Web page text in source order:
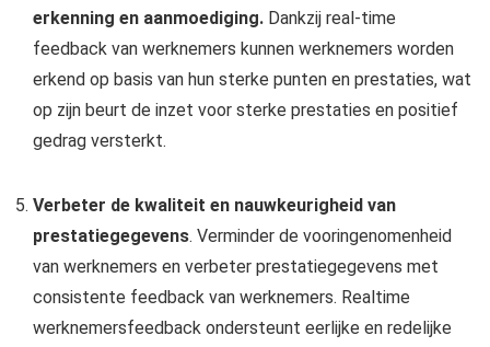
erkenning en aanmoediging. Dankzij real-time
feedback van werknemers kunnen werknemers worden
erkend op basis van hun sterke punten en prestaties, wat
op zijn beurt de inzet voor sterke prestaties en positief
gedrag versterkt.
Verbeter de kwaliteit en nauwkeurigheid van
prestatiegegevens. Verminder de vooringenomenheid
van werknemers en verbeter prestatiegegevens met
consistente feedback van werknemers. Realtime
werknemersfeedback ondersteunt eerlijke en redelijke